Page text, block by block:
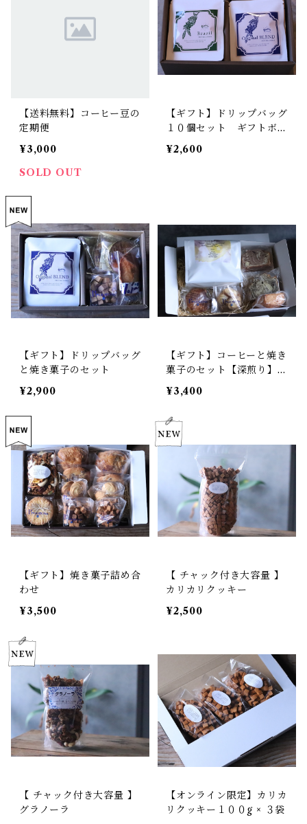
【送料無料】コーヒー豆の
定期便
¥3,000
SOLD OUT
【ギフト】ドリップバッグ
１０個セット ギフトボッ
クス
¥2,600
【ギフト】ドリップバッグ
と焼き菓子のセット
¥2,900
【ギフト】コーヒーと焼き
菓子のセット【深煎り】
ブラジル ショコラ サン
トアントニオ
¥3,400
【ギフト】焼き菓子詰め合
わせ
¥3,500
【 チャック付き大容量 】
カリカリクッキー
¥2,500
【 チャック付き大容量 】
グラノーラ
【オンライン限定】カリカ
リクッキー１００g × ３袋